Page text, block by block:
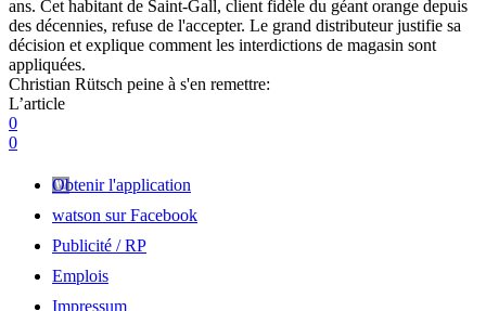
ans. Cet habitant de Saint-Gall, client fidèle du géant orange depuis
des décennies, refuse de l'accepter. Le grand distributeur justifie sa
décision et explique comment les interdictions de magasin sont
appliquées.
Christian Rütsch peine à s'en remettre:
L’article
0
0
Obtenir l'application
watson sur Facebook
Publicité / RP
Emplois
Impressum